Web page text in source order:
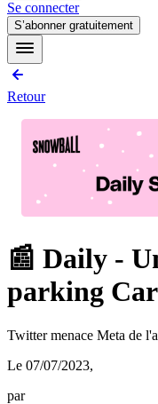
Se connecter
S’abonner gratuitement
Retour
📰 Daily -
parking
Twitter menace Meta de
Le 07/07/2023,
par